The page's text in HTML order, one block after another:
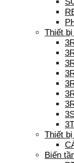
Thiết
Thiết
Biến